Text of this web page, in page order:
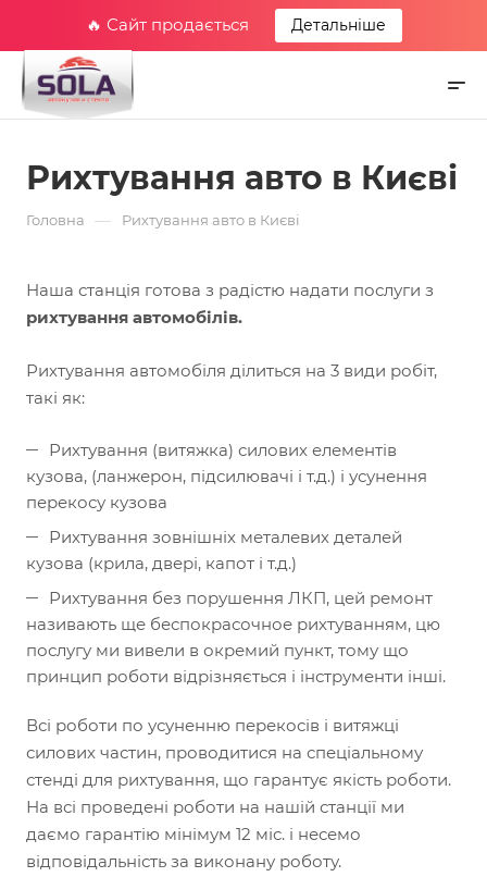
🔥 Сайт продається Детальніше
Рихтування авто в Києві
Головна — Рихтування авто в Києві
Наша станція готова з радістю надати послуги з
рихтування автомобілів.
Рихтування автомобіля ділиться на 3 види робіт,
такі як:
Рихтування (витяжка) силових елементів
кузова, (ланжерон, підсилювачі і т.д.) і усунення
перекосу кузова
Рихтування зовнішніх металевих деталей
кузова (крила, двері, капот і т.д.)
Рихтування без порушення ЛКП, цей ремонт
називають ще беспокрасочное рихтуванням, цю
послугу ми вивели в окремий пункт, тому що
принцип роботи відрізняється і інструменти інші.
Всі роботи по усуненню перекосів і витяжці
силових частин, проводитися на спеціальному
стенді для рихтування, що гарантує якість роботи.
На всі проведені роботи на нашій станції ми
даємо гарантію мінімум 12 міс. і несемо
відповідальність за виконану роботу.